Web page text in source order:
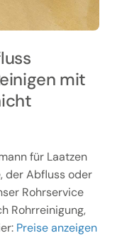
mit
für Laatzen
der Abfluss oder
Rohrservice
Rohrreinigung,
Preise anzeigen